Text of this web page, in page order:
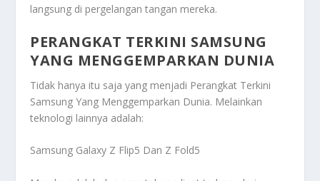
langsung di pergelangan tangan mereka.
PERANGKAT TERKINI SAMSUNG
YANG MENGGEMPARKAN DUNIA
Tidak hanya itu saja yang menjadi Perangkat Terkini
Samsung Yang Menggemparkan Dunia. Melainkan
teknologi lainnya adalah:
Samsung Galaxy Z Flip5 Dan Z Fold5